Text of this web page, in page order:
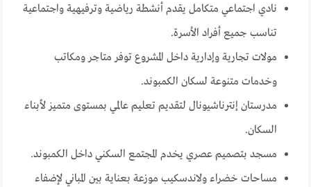
نادي اجتماعي متكامل يقدم أنشطة رياضية وترفيهية واجتماعية
تناسب جميع أفراد الأسرة.
مولات تجارية وإدارية داخل المشروع توفر متاجر ومكاتب
وخدمات متنوعة لسكان الكمبوند.
مدرستان إنترناشيونال لتقديم تعليم عالمي بمستوى متميز لأبناء
السكان.
مسجد بتصميم عصري يخدم المجتمع السكني داخل الكمبوند.
مساحات خضراء ولاندسكيب موزعة بعناية بين المباني لإضفاء